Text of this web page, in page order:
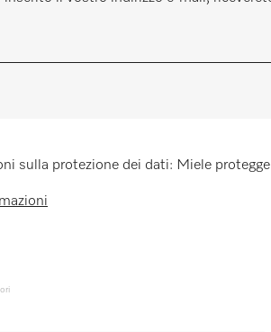
sulla protezione dei dati: Miele